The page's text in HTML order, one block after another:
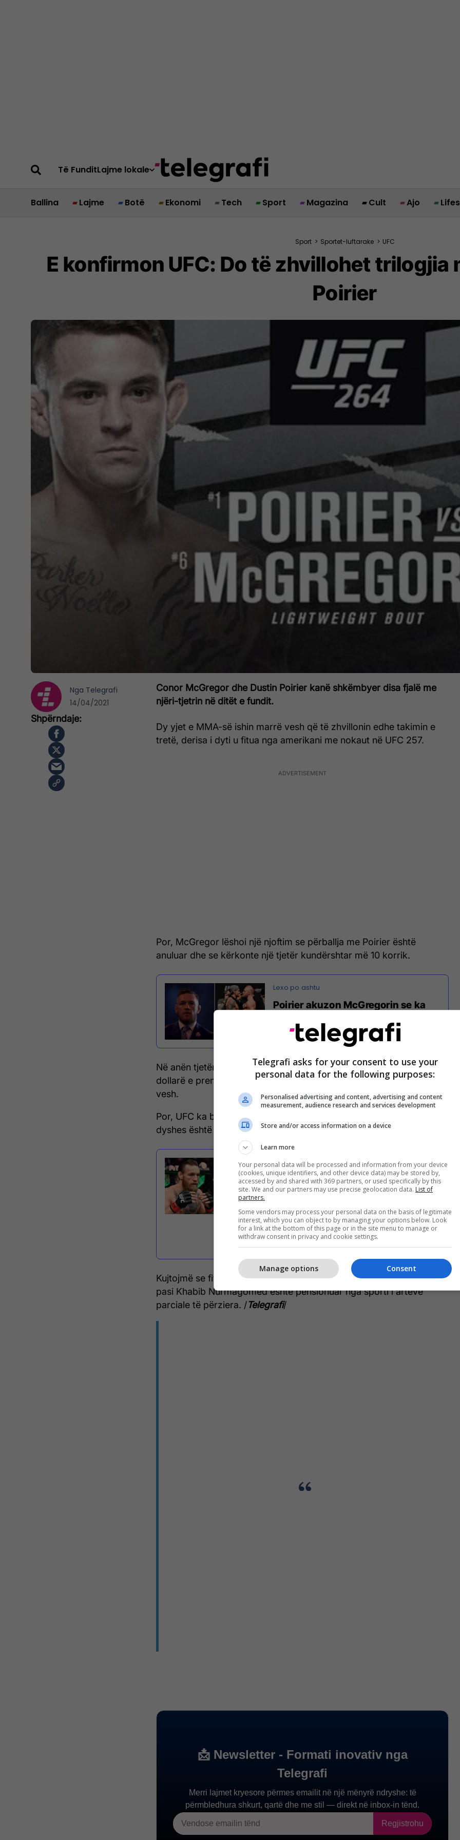
Të FunditLajme lokale
Ballina Lajme Botë Ekonomi Tech Sport Magazina Cult Ajo
Sport > Sportet-luftarake > UFC
E konfirmon UFC: Do të zhvillohet trilogjia
Poirier
Conor McGregor dhe Dustin Poirier kanë shkëmbyer disa fjalë me
njëri-tjetrin në ditët e fundit.
Dy yjet e MMA-së ishin marrë vesh që të zhvillonin edhe takimin e
tretë, derisa i dyti u fitua nga amerikani me nokaut në UFC 257.
Por, McGregor lëshoi një njoftim se përballja me Poirier është
anuluar dhe se kërkonte një tjetër kundërshtar më 10 korrik.
Poirier akuzon McGregorin se ka
Në anën tjetër, amerikani e akuzoi atë se nuk i ka paguar 500 mijë
dollarë e premtuar për fonacionin bamirës, ashtu siç ishin marrë
vesh.
Por, UFC ka bërë të ditur përmes një postimi se përballja e tretë mes
dyshes është ende aktive dhe ata do të përballen.
Trilogjia e shumëpritur mes
McGregor dhe Poirier
anulohet - në UFC janë të
befasuar
Kujtojmë se fituesi do të ketë shansin të luftojë për titullin kampion,
pasi Khabib Nurmagomed është pensionuar nga sporti i arteve
parciale të përziera. /Telegrafi/
Nga Telegrafi
14/04/2021
Telegrafi asks for your consent to use your
personal data for the following purposes:
Personalised advertising and content, advertising and content
measurement, audience research and services development
Store and/or access information on a device
Learn more
Your personal data will be processed and information from your device
(cookies, unique identifiers, and other device data) may be stored by,
accessed by and shared with 369 partners, or used specifically by this
site. We and our partners may use precise geolocation data. List of
partners.
Some vendors may process your personal data on the basis of legitimate
interest, which you can object to by managing your options below. Look
for a link at the bottom of this page or in the site menu to manage or
withdraw consent in privacy and cookie settings.
Consent
Manage options